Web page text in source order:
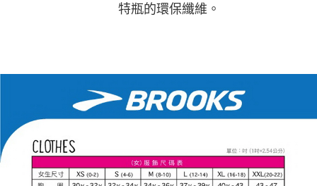
特瓶的環保纖維。